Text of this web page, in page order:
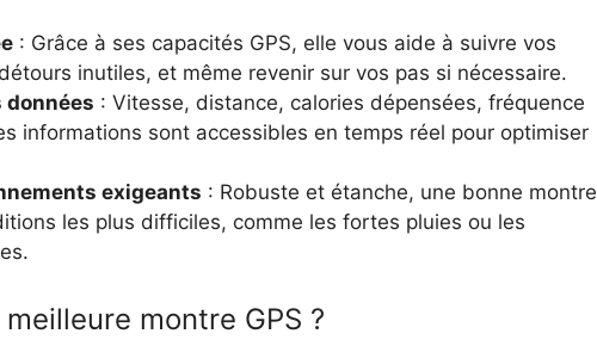
: Grâce à ses capacités GPS, elle vous aide à suivre vos
inutiles, et même revenir sur vos pas si nécessaire.
données : Vitesse, distance, calories dépensées, fréquence
informations sont accessibles en temps réel pour optimiser
exigeants : Robuste et étanche, une bonne montre
les plus difficiles, comme les fortes pluies ou les
montre GPS ?